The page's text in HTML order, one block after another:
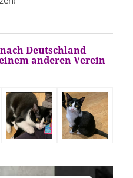
Deutschland
anderen Verein